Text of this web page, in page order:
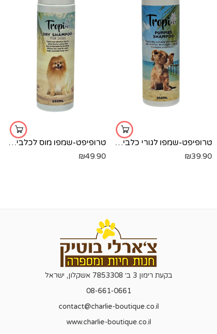
טרופיפט-שמפו לגורי כלבים-250 מל'
₪39.90
טרופיפט-שמפו מוס לכלבים-220 מל'
₪49.90
בקעת רימון 3 ב׳ 7853308 אשקלון, ישראל
08-661-0661
contact@charlie-boutique.co.il
www.charlie-boutique.co.il